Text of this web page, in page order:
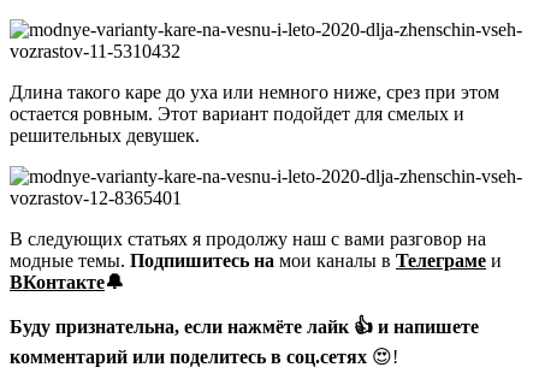
Длина такого каре до уха или немного ниже, срез при этом
остается ровным. Этот вариант подойдет для смелых и
решительных девушек.
В следующих статьях я продолжу наш с вами разговор на
модные темы. Подпишитесь на мои каналы в Телеграме и
ВКонтакте🔔
Буду признательна, если нажмёте лайк 👍 и напишете
комментарий или поделитесь в соц.сетях 😍!